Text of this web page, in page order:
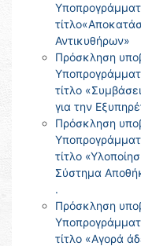
Αντικυθήρων»
Πρόσκληση
τίτλο
για την
Πρόσκληση
τίτλο
Σύστημα
.
Πρόσκληση
τίτλο «Αγορά